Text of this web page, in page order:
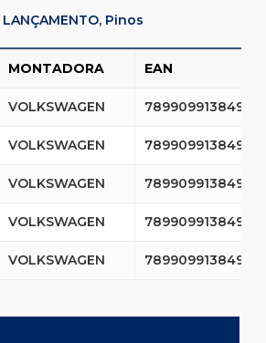
LANÇAMENTO, Pinos
MONTADORA EAN
VOLKSWAGEN 7899099138496
VOLKSWAGEN 7899099138496
VOLKSWAGEN 7899099138496
VOLKSWAGEN 7899099138496
VOLKSWAGEN 7899099138496